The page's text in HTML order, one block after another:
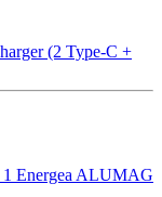
(2 Type-C +
1 Energea ALUMAG